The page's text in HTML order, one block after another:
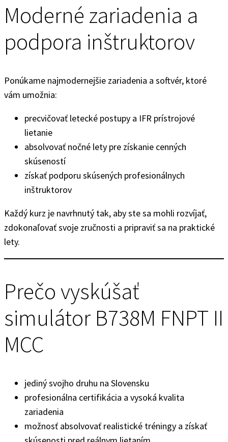
Moderné zariadenia a
podpora inštruktorov
Ponúkame najmodernejšie zariadenia a softvér, ktoré
vám umožnia:
precvičovať letecké postupy a IFR prístrojové
lietanie
absolvovať nočné lety pre získanie cenných
skúseností
získať podporu skúsených profesionálnych
inštruktorov
Každý kurz je navrhnutý tak, aby ste sa mohli rozvíjať,
zdokonaľovať svoje zručnosti a pripraviť sa na praktické
lety.
Prečo vyskúšať
simulátor B738M FNPT II
MCC
jediný svojho druhu na Slovensku
profesionálna certifikácia a vysoká kvalita
zariadenia
možnosť absolvovať realistické tréningy a získať